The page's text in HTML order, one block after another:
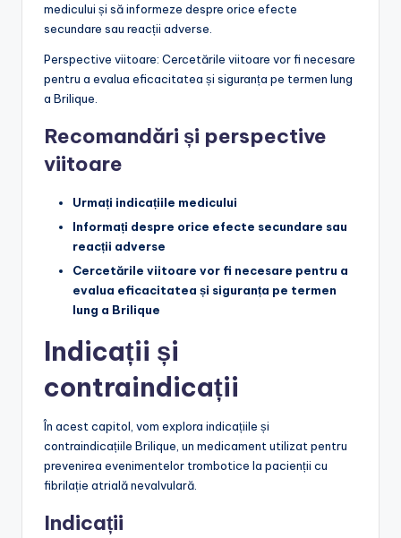
medicului și să informeze despre orice efecte
secundare sau reacții adverse.
Perspective viitoare: Cercetările viitoare vor fi necesare
pentru a evalua eficacitatea și siguranța pe termen lung
a Brilique.
Recomandări și perspective
viitoare
Urmați indicațiile medicului
Informați despre orice efecte secundare sau
reacții adverse
Cercetările viitoare vor fi necesare pentru a
evalua eficacitatea și siguranța pe termen
lung a Brilique
Indicații și
contraindicații
În acest capitol, vom explora indicațiile și
contraindicațiile Brilique, un medicament utilizat pentru
prevenirea evenimentelor trombotice la pacienții cu
fibrilație atrială nevalvulară.
Indicații